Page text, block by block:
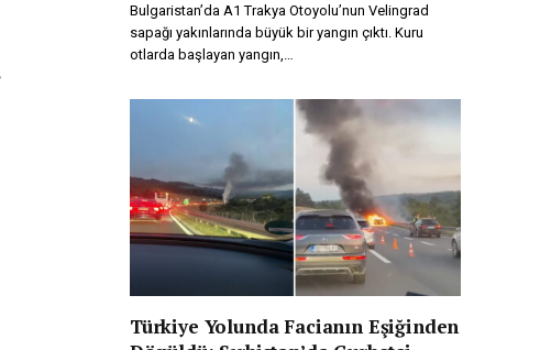
Bulgaristan’da A1 Trakya Otoyolu’nun Velingrad
sapağı yakınlarında büyük bir yangın çıktı. Kuru
otlarda başlayan yangın,…
Türkiye Yolunda Facianın Eşiğinden